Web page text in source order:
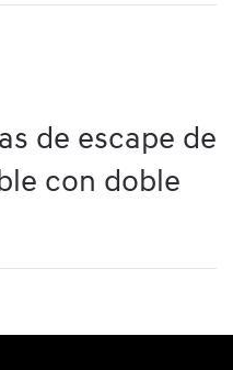
de escape de
con doble